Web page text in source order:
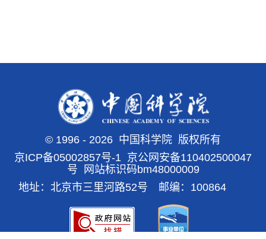
© 1996 - 2026 中国科学院 版权所有
京ICP备05002857号-1 京公网安备110402500047
号 网站标识码bm48000009
地址：北京市三里河路52号 邮编：100864